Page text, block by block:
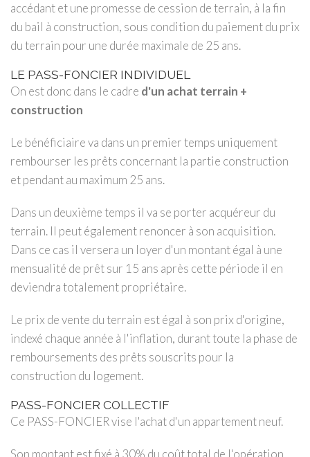
accédant et une promesse de cession de terrain, à la fin
du bail à construction, sous condition du paiement du prix
du terrain pour une durée maximale de 25 ans.
LE PASS-FONCIER INDIVIDUEL
On est donc dans le cadre d'un achat terrain +
construction
Le bénéficiaire va dans un premier temps uniquement
rembourser les prêts concernant la partie construction
et pendant au maximum 25 ans.
Dans un deuxième temps il va se porter acquéreur du
terrain. Il peut également renoncer à son acquisition.
Dans ce cas il versera un loyer d'un montant égal à une
mensualité de prêt sur 15 ans après cette période il en
deviendra totalement propriétaire.
Le prix de vente du terrain est égal à son prix d'origine,
indexé chaque année à l'inflation, durant toute la phase de
remboursements des prêts souscrits pour la
construction du logement.
PASS-FONCIER COLLECTIF
Ce PASS-FONCIER vise l'achat d'un appartement neuf.
Son montant est fixé à 30% du coût total de l'opération